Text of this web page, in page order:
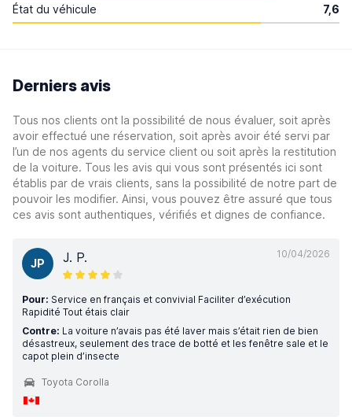
État du véhicule 7,6
Derniers avis
Tous nos clients ont la possibilité de nous évaluer, soit après
avoir effectué une réservation, soit après avoir été servi par
l’un de nos agents du service client ou soit après la restitution
de la voiture. Tous les avis qui vous sont présentés ici sont
établis par de vrais clients, sans la possibilité de notre part de
pouvoir les modifier. Ainsi, vous pouvez être assuré que tous
ces avis sont authentiques, vérifiés et dignes de confiance.
10/04/2026
JP J. P.
Pour: Service en français et convivial Faciliter d’exécution
Rapidité Tout étais clair
Contre: La voiture n’avais pas été laver mais s’était rien de bien
désastreux, seulement des trace de botté et les fenêtre sale et le
capot plein d’insecte
Toyota Corolla